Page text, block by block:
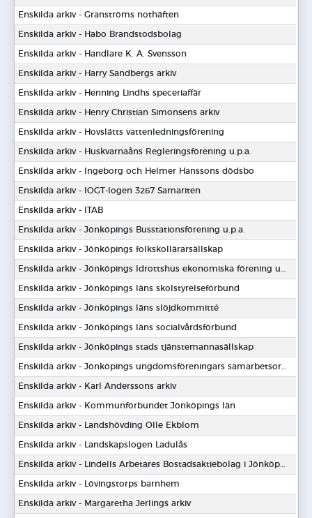
Enskilda arkiv - Granströms nothäften
Enskilda arkiv - Habo Brandstodsbolag
Enskilda arkiv - Handlare K. A. Svensson
Enskilda arkiv - Harry Sandbergs arkiv
Enskilda arkiv - Henning Lindhs speceriaffär
Enskilda arkiv - Henry Christian Simonsens arkiv
Enskilda arkiv - Hovslätts vattenledningsförening
Enskilda arkiv - Huskvarnaåns Regleringsförening u.p.a.
Enskilda arkiv - Ingeborg och Helmer Hanssons dödsbo
Enskilda arkiv - IOGT-logen 3267 Samariten
Enskilda arkiv - ITAB
Enskilda arkiv - Jönköpings Busstationsförening u.p.a.
Enskilda arkiv - Jönköpings folkskollärarsällskap
Enskilda arkiv - Jönköpings läns skolstyrelseförbund
Enskilda arkiv - Jönköpings läns slöjdkommitté
Enskilda arkiv - Jönköpings läns socialvårdsförbund
Enskilda arkiv - Jönköpings stads tjänstemannasällskap
Enskilda arkiv - Jönköpings ungdomsföreningars samarbetsorgan
Enskilda arkiv - Karl Anderssons arkiv
Enskilda arkiv - Kommunförbundet Jönköpings län
Enskilda arkiv - Landshövding Olle Ekblom
Enskilda arkiv - Landskapslogen Ladulås
Enskilda arkiv - Lindells Arbetares Bostadsaktiebolag i Jönköping
Enskilda arkiv - Lövingstorps barnhem
Enskilda arkiv - Margaretha Jerlings arkiv